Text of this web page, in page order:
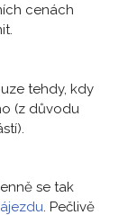
cenách
tehdy, kdy
(z důvodu
se tak
. Pečlivě